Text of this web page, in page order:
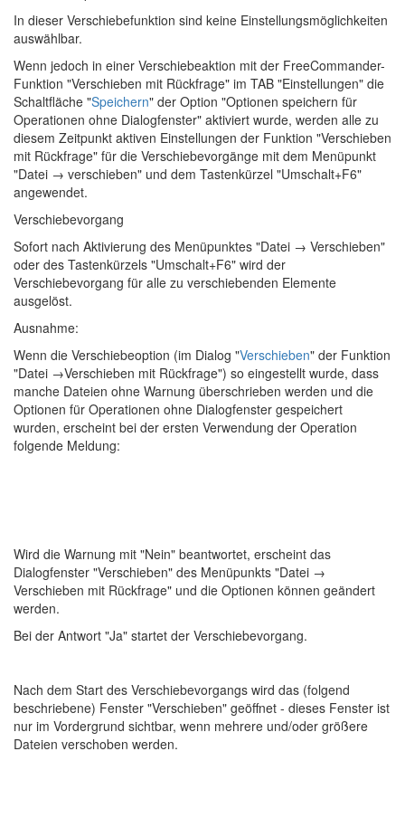
In dieser Verschiebefunktion sind keine Einstellungsmöglichkeiten
auswählbar.
Wenn jedoch in einer Verschiebeaktion mit der FreeCommander-
Funktion "Verschieben mit Rückfrage" im TAB "Einstellungen" die
Schaltfläche "Speichern" der Option "Optionen speichern für
Operationen ohne Dialogfenster" aktiviert wurde, werden alle zu
diesem Zeitpunkt aktiven Einstellungen der Funktion "Verschieben
mit Rückfrage" für die Verschiebevorgänge mit dem Menüpunkt
"Datei → verschieben" und dem Tastenkürzel "Umschalt+F6"
angewendet.
Verschiebevorgang
Sofort nach Aktivierung des Menüpunktes "Datei → Verschieben"
oder des Tastenkürzels "Umschalt+F6" wird der
Verschiebevorgang für alle zu verschiebenden Elemente
ausgelöst.
Ausnahme:
Wenn die Verschiebeoption (im Dialog "Verschieben" der Funktion
"Datei →Verschieben mit Rückfrage") so eingestellt wurde, dass
manche Dateien ohne Warnung überschrieben werden und die
Optionen für Operationen ohne Dialogfenster gespeichert
wurden, erscheint bei der ersten Verwendung der Operation
folgende Meldung:
Wird die Warnung mit "Nein" beantwortet, erscheint das
Dialogfenster "Verschieben" des Menüpunkts "Datei →
Verschieben mit Rückfrage" und die Optionen können geändert
werden.
Bei der Antwort "Ja" startet der Verschiebevorgang.
Nach dem Start des Verschiebevorgangs wird das (folgend
beschriebene) Fenster "Verschieben" geöffnet - dieses Fenster ist
nur im Vordergrund sichtbar, wenn mehrere und/oder größere
Dateien verschoben werden.